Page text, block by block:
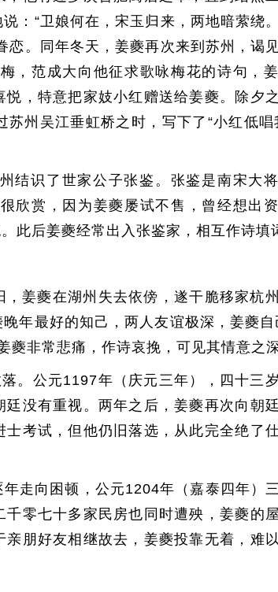
：“卫娘何在，宋玉归来，两地暗萦绕
。同年冬天，姜夔再次来到苏州，谒
，范成大向他征求歌咏梅花的诗句，
，特意把家妓小红赠送给姜夔。除夕
州吴江垂虹桥之时，写下了“小红低唱
结识了世家公子张鉴。张鉴是南宋大
欣赏，因为姜夔屡试不售，曾经想出
此后姜夔经常出入张鉴家，相互作诗填
姜夔在湖州失去依傍，遂干脆移家杭
年最好的知己，两人友谊极深，姜夔自
非常悲痛，作诗哀挽，可见其情意之深
。公元1197年（庆元三年），四十三
没有重视。两年之后，姜夔再次向朝
考试，但他仍旧落选，从此完全绝了
走向困顿，公元1204年（嘉泰四年）
零七十多家民房也同时遭殃，姜夔的
朋好友相继故去，姜夔投靠无着，难